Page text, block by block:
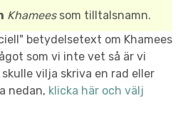
Khameessom tilltalsnamn.
betydelsetext om Khamees
som vi inte vet så är vi
vilja skriva en rad eller
nedan, klicka här och välj